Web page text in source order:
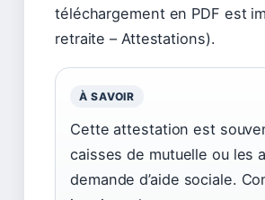
téléchargement en PDF est
retraite – Attestations).
À SAVOIR
Cette attestation est
caisses de mutuelle ou les
demande d’aide sociale.